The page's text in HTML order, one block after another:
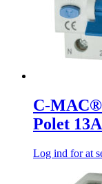
C-
Polet
Log ind for at